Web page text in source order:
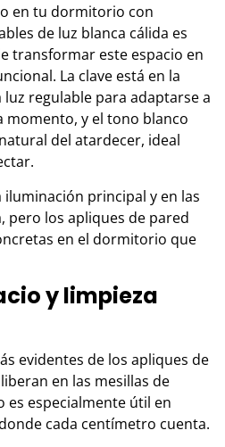
en tu dormitorio con
de luz blanca cálida es
transformar este espacio en
La clave está en la
regulable para adaptarse a
momento, y el tono blanco
del atardecer, ideal
iluminación principal y en las
pero los apliques de pared
en el dormitorio que
y limpieza
evidentes de los apliques de
en las mesillas de
es especialmente útil en
cada centímetro cuenta.